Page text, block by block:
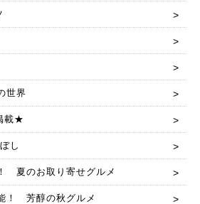
世界
載★
し
夏のお取り寄せグルメ
！ 芳醇の秋グルメ